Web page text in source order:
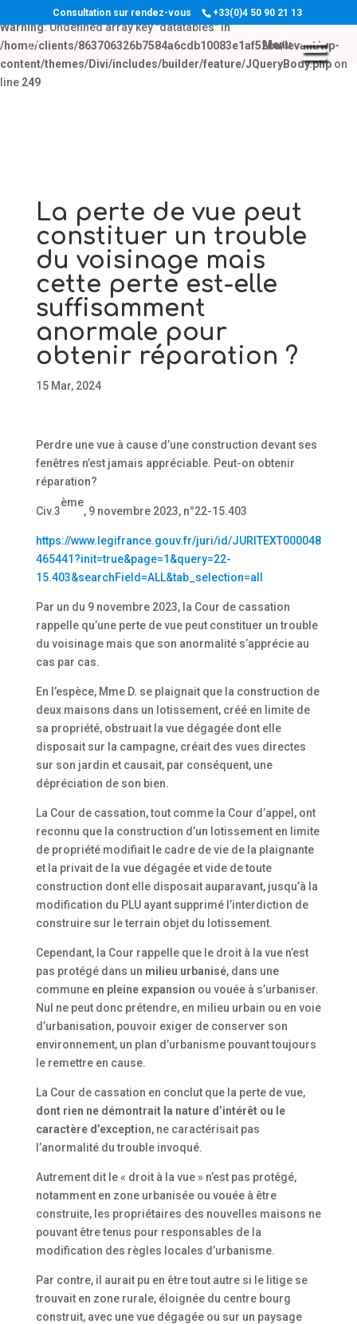
Warning: Undefined array key "datatables" in
/home/clients/863706326b7584a6cdb10083e1af52ba/levant/wp-
content/themes/Divi/includes/builder/feature/JQueryBody.php on
line 249
Consultation sur rendez-vous +33(0)4 50 90 21 13
La perte de vue peut
constituer un trouble
du voisinage mais
cette perte est-elle
suffisamment
anormale pour
obtenir réparation ?
15 Mar, 2024
Perdre une vue à cause d’une construction devant ses
fenêtres n’est jamais appréciable. Peut-on obtenir
réparation?
Civ.3
ème
, 9 novembre 2023, n°22-15.403
https://www.legifrance.gouv.fr/juri/id/JURITEXT000048
465441?init=true&page=1&query=22-
15.403&searchField=ALL&tab_selection=all
Par un du 9 novembre 2023, la Cour de cassation
rappelle qu’une perte de vue peut constituer un trouble
du voisinage mais que son anormalité s’apprécie au
cas par cas.
En l’espèce, Mme D. se plaignait que la construction de
deux maisons dans un lotissement, créé en limite de
sa propriété, obstruait la vue dégagée dont elle
disposait sur la campagne, créait des vues directes
sur son jardin et causait, par conséquent, une
dépréciation de son bien.
La Cour de cassation, tout comme la Cour d’appel, ont
reconnu que la construction d’un lotissement en limite
de propriété modifiait le cadre de vie de la plaignante
et la privait de la vue dégagée et vide de toute
construction dont elle disposait auparavant, jusqu’à la
modification du PLU ayant supprimé l’interdiction de
construire sur le terrain objet du lotissement.
Cependant, la Cour rappelle que le droit à la vue n’est
pas protégé dans un milieu urbanisé, dans une
commune en pleine expansion ou vouée à s’urbaniser.
Nul ne peut donc prétendre, en milieu urbain ou en voie
d’urbanisation, pouvoir exiger de conserver son
environnement, un plan d’urbanisme pouvant toujours
le remettre en cause.
La Cour de cassation en conclut que la perte de vue,
dont rien ne démontrait la nature d’intérêt ou le
caractère d’exception, ne caractérisait pas
l’anormalité du trouble invoqué.
Autrement dit le « droit à la vue » n’est pas protégé,
notamment en zone urbanisée ou vouée à être
construite, les propriétaires des nouvelles maisons ne
pouvant être tenus pour responsables de la
modification des règles locales d’urbanisme.
Par contre, il aurait pu en être tout autre si le litige se
trouvait en zone rurale, éloignée du centre bourg
construit, avec une vue dégagée ou sur un paysage